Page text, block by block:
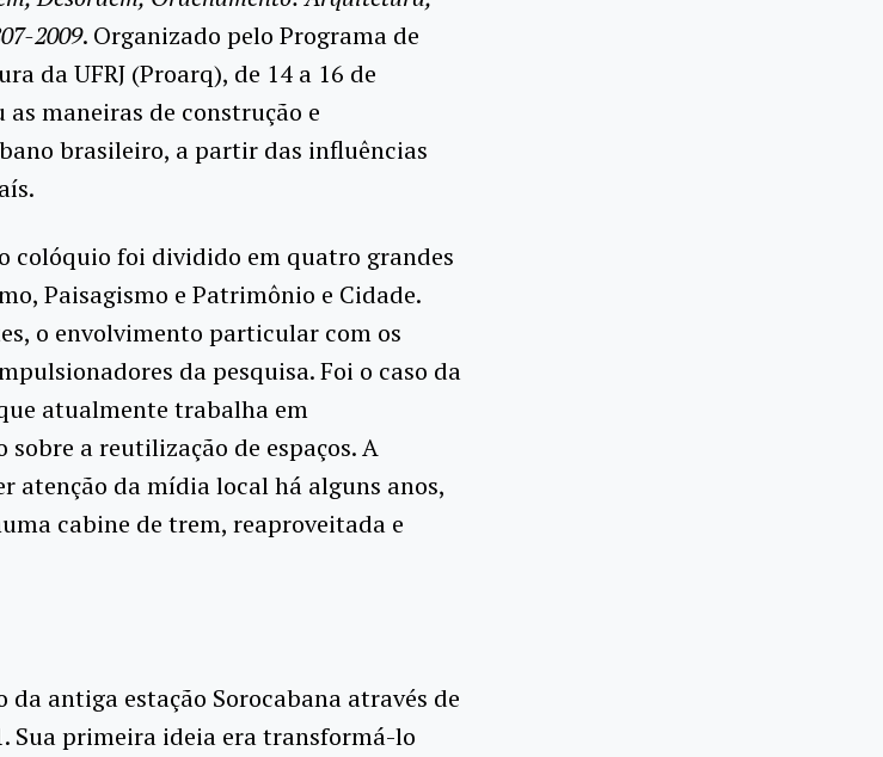
2009. Organizado pelo Programa de
da UFRJ (Proarq), de 14 a 16 de
maneiras de construção e
brasileiro, a partir das influências
colóquio foi dividido em quatro grandes
Paisagismo e Patrimônio e Cidade.
o envolvimento particular com os
da pesquisa.Foi o caso da
atualmente trabalha em
a reutilização de espaços. A
atenção da mídia local há alguns anos,
cabine de trem, reaproveitada e
antiga estação Sorocabana através de
Sua primeira ideia era transformá-lo